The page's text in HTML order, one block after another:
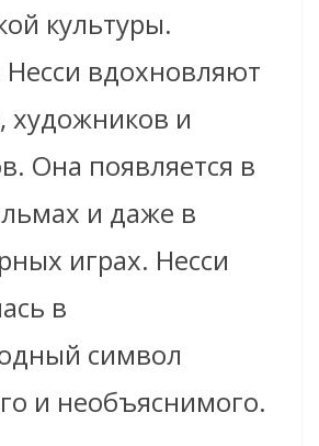
культуры.
вдохновляют
художников и
Она появляется в
и даже в
играх. Несси
в
символ
и необъяснимого.